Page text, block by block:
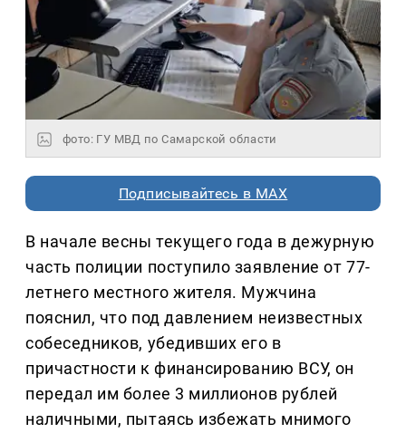
фото: ГУ МВД по Самарской области
Подписывайтесь в MAX
В начале весны текущего года в дежурную
часть полиции поступило заявление от 77-
летнего местного жителя. Мужчина
пояснил, что под давлением неизвестных
собеседников, убедивших его в
причастности к финансированию ВСУ, он
передал им более 3 миллионов рублей
наличными, пытаясь избежать мнимого